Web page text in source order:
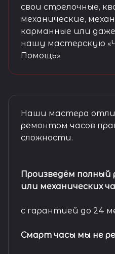
свои стрелочные,
механические,
карманные или
нашу мастерскую
Помощь»
Наши мастера
ремонтом часов
сложности.
Произведём полный
или механических
с гарантией до 24
Смарт часы мы не